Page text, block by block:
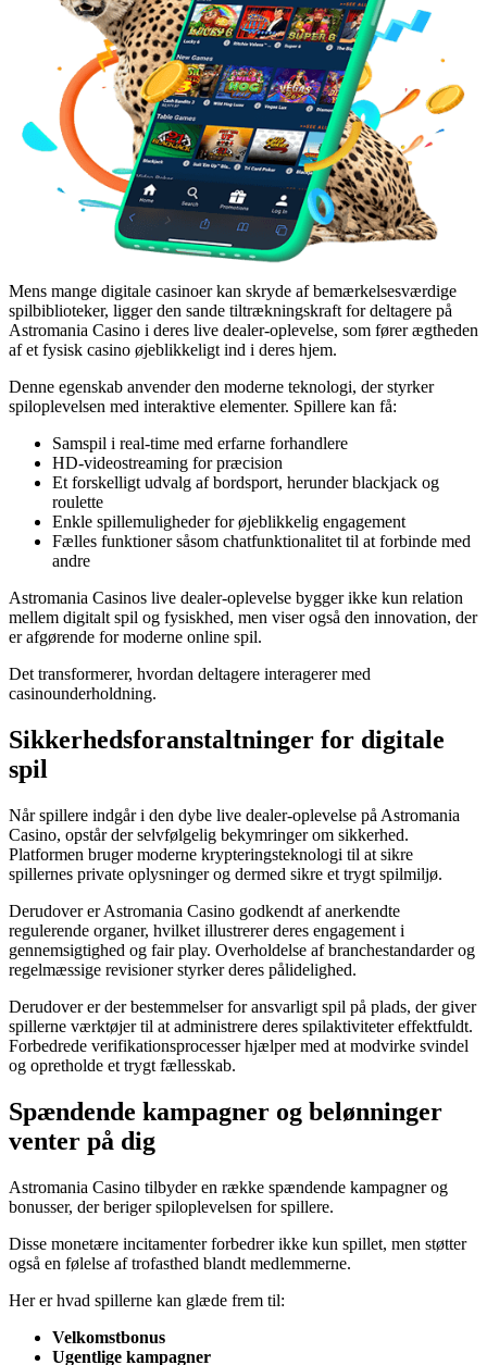
Mens mange digitale casinoer kan skryde af bemærkelsesværdige
spilbiblioteker, ligger den sande tiltrækningskraft for deltagere på
Astromania Casino i deres live dealer-oplevelse, som fører ægtheden
af et fysisk casino øjeblikkeligt ind i deres hjem.
Denne egenskab anvender den moderne teknologi, der styrker
spiloplevelsen med interaktive elementer. Spillere kan få:
Samspil i real-time med erfarne forhandlere
HD-videostreaming for præcision
Et forskelligt udvalg af bordsport, herunder blackjack og
roulette
Enkle spillemuligheder for øjeblikkelig engagement
Fælles funktioner såsom chatfunktionalitet til at forbinde med
andre
Astromania Casinos live dealer-oplevelse bygger ikke kun relation
mellem digitalt spil og fysiskhed, men viser også den innovation, der
er afgørende for moderne online spil.
Det transformerer, hvordan deltagere interagerer med
casinounderholdning.
Sikkerhedsforanstaltninger for digitale
spil
Når spillere indgår i den dybe live dealer-oplevelse på Astromania
Casino, opstår der selvfølgelig bekymringer om sikkerhed.
Platformen bruger moderne krypteringsteknologi til at sikre
spillernes private oplysninger og dermed sikre et trygt spilmiljø.
Derudover er Astromania Casino godkendt af anerkendte
regulerende organer, hvilket illustrerer deres engagement i
gennemsigtighed og fair play. Overholdelse af branchestandarder og
regelmæssige revisioner styrker deres pålidelighed.
Derudover er der bestemmelser for ansvarligt spil på plads, der giver
spillerne værktøjer til at administrere deres spilaktiviteter effektfuldt.
Forbedrede verifikationsprocesser hjælper med at modvirke svindel
og opretholde et trygt fællesskab.
Spændende kampagner og belønninger
venter på dig
Astromania Casino tilbyder en række spændende kampagner og
bonusser, der beriger spiloplevelsen for spillere.
Disse monetære incitamenter forbedrer ikke kun spillet, men støtter
også en følelse af trofasthed blandt medlemmerne.
Her er hvad spillerne kan glæde frem til:
Velkomstbonus
Ugentlige kampagner